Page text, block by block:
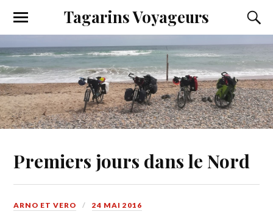
Tagarins Voyageurs
Premiers jours dans le Nord
ARNO ET VERO 24 MAI 2016